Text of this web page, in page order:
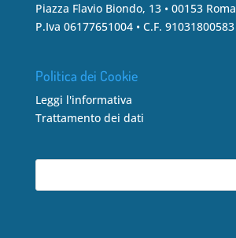
Piazza Flavio Biondo, 13 • 00153 Roma
P.Iva 06177651004 • C.F. 91031800583
Politica dei Cookie
Leggi l'informativa
Trattamento dei dati